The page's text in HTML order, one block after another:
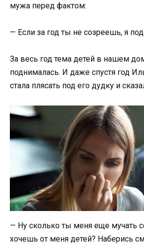
мужа перед фактом:
— Если за год ты не созреешь, я
За весь год тема детей в нашем
поднималась. И даже спустя год
стала плясать под его дудку и
— Ну сколько ты меня еще мучать
хочешь от меня детей? Наберись